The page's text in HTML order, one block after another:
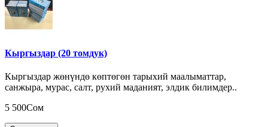
Кыргыздар (20 томдук)
Кыргыздар жөнүндө көптөгөн тарыхий маалыматтар,
санжыра, мурас, салт, рухий маданият, элдик билимдер..
5 500Сом